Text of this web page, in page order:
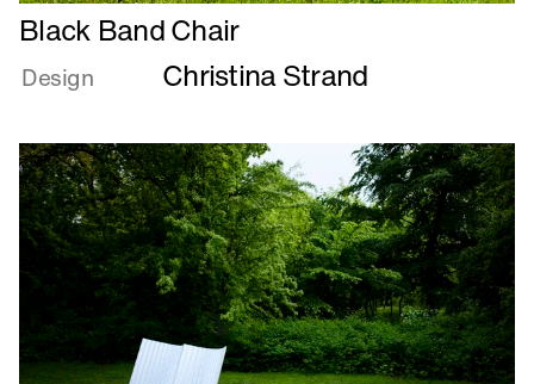
Læs
mere
om
Chair
Black Band Chair
Design Christina Strand